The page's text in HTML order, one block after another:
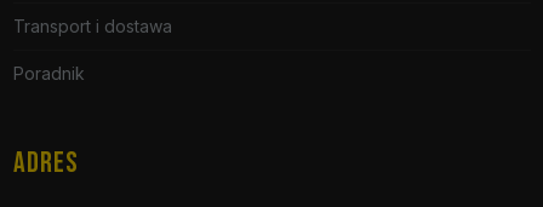
Transport i dostawa
Poradnik
ADRES